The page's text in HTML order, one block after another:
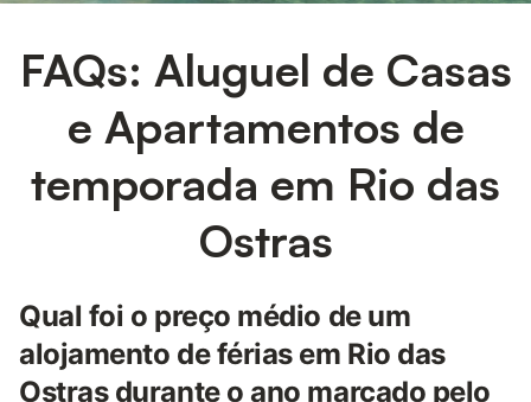
FAQs: Aluguel de Casas
e Apartamentos de
temporada em Rio das
Ostras
Qual foi o preço médio de um
alojamento de férias em Rio das
Ostras durante o ano marcado pelo